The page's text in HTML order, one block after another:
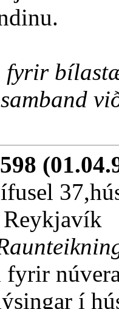
fyrir
í